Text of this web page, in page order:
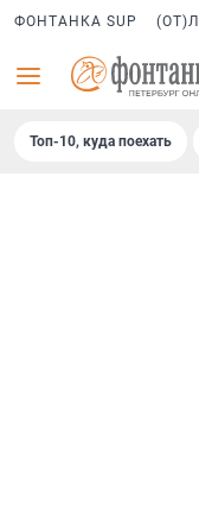
ФОНТАНКА SUP
Топ-10, куда поехать